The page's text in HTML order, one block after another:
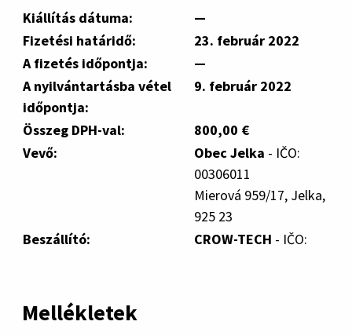
Kiállítás dátuma:
—
Fizetési határidő:
23. február 2022
A fizetés időpontja:
—
A nyilvántartásba vétel
időpontja:
9. február 2022
Összeg DPH-val:
800,00 €
Vevő:
Obec Jelka - IČO:
00306011
Mierová 959/17, Jelka,
925 23
Beszállító:
CROW-TECH - IČO:
Mellékletek